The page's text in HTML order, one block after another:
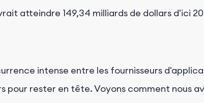
atteindre 149,34 milliards de dollars d'ici
intense entre les fournisseurs
pour rester en tête. Voyons comment nous